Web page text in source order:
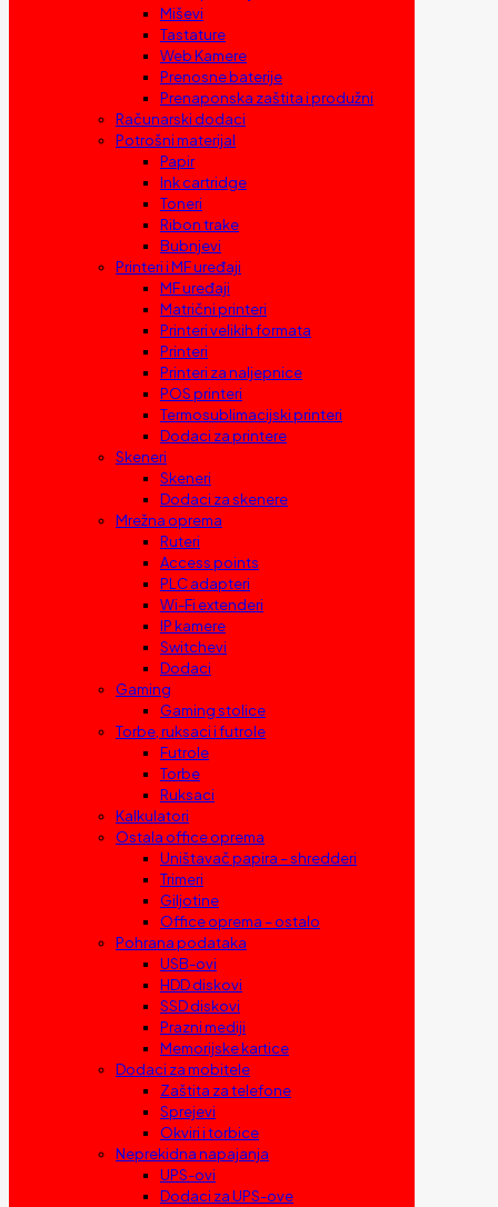
Miševi
Tastature
Web Kamere
Prenosne baterije
Prenaponska zaštita i produžni
Računarski dodaci
Potrošni materijal
Papir
Ink cartridge
Toneri
Ribon trake
Bubnjevi
Printeri i MF uređaji
MF uređaji
Matrični printeri
Printeri velikih formata
Printeri
Printeri za naljepnice
POS printeri
Termosublimacijski printeri
Dodaci za printere
Skeneri
Skeneri
Dodaci za skenere
Mrežna oprema
Ruteri
Access points
PLC adapteri
Wi-Fi extenderi
IP kamere
Switchevi
Dodaci
Gaming
Gaming stolice
Torbe, ruksaci i futrole
Futrole
Torbe
Ruksaci
Kalkulatori
Ostala office oprema
Uništavač papira – shredderi
Trimeri
Giljotine
Office oprema – ostalo
Pohrana podataka
USB-ovi
HDD diskovi
SSD diskovi
Prazni mediji
Memorijske kartice
Dodaci za mobitele
Zaštita za telefone
Sprejevi
Okviri i torbice
Neprekidna napajanja
UPS-ovi
Dodaci za UPS-ove